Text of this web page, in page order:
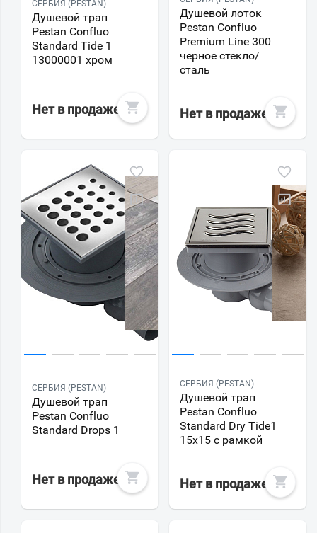
СЕРБИЯ (PESTAN)
Душевой трап
Pestan Confluo
Standard Tide 1
13000001 хром
Нет в продаже
Душевой лоток
Pestan Confluo
Premium Line 300
черное стекло/
сталь
Нет в продаже
СЕРБИЯ (PESTAN)
Душевой трап
Pestan Confluo
Standard Drops 1
Нет в продаже
СЕРБИЯ (PESTAN)
Душевой трап
Pestan Confluo
Standard Dry Tide1
15x15 с рамкой
Нет в продаже